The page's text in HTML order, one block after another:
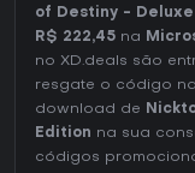
of Destiny -
R$ 222,45 na
no XD.deals são
resgate o código
download de
Edition na sua
códigos